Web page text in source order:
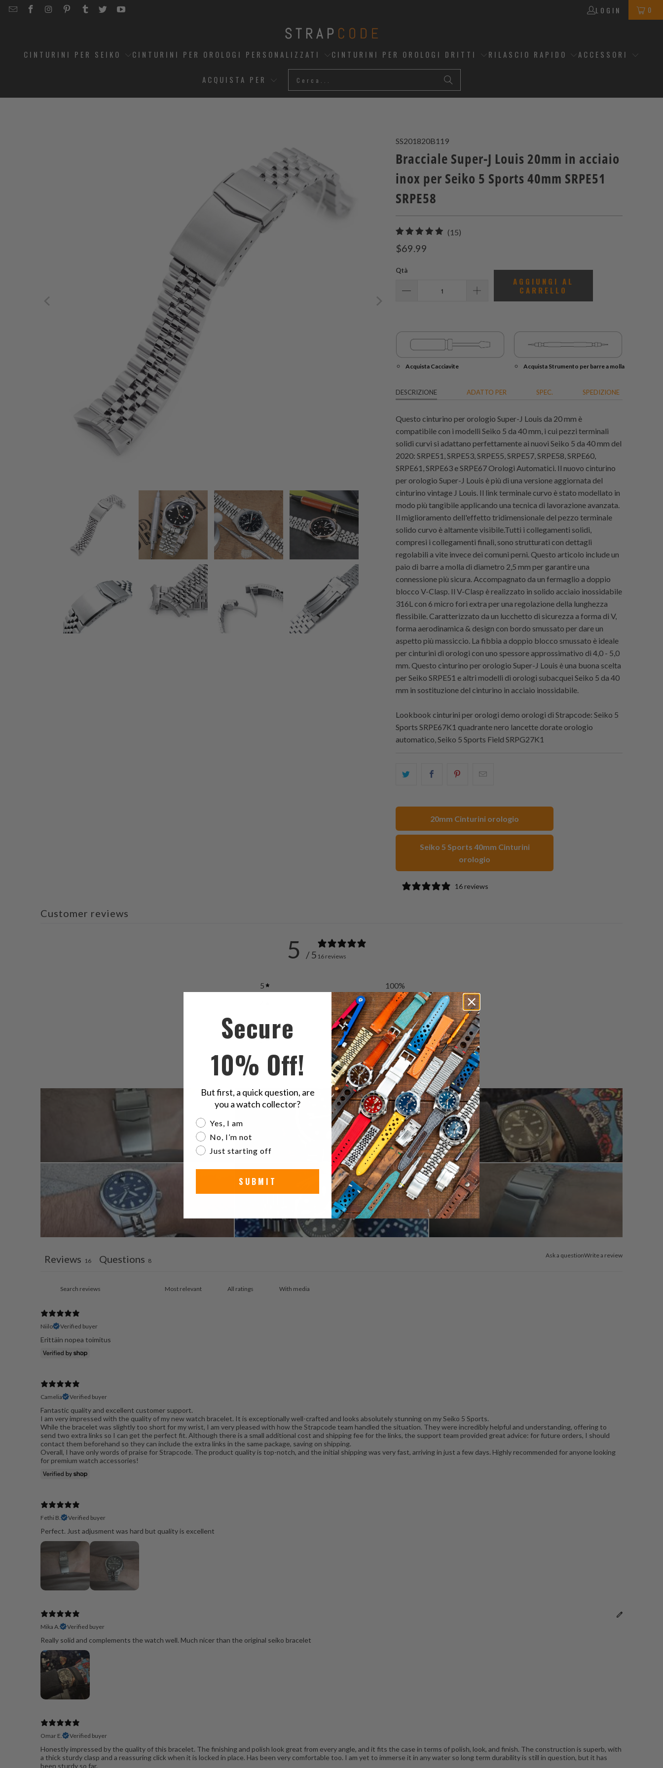
EMAILSTRAPCODE
STRAPCODE
STRAPCODE
STRAPCODE
STRAPCODE
STRAPCODE
LOGIN 0
CINTURINI PER SEIKO CINTURINI PER OROLOGI PERSONALIZZATI CINTURINI PER OROLOGI DRITTI RILASCIO RAPIDO ACCESSORI
ACQUISTA PER
SS201820B119
Bracciale Super-J Louis 20mm in acciaio
inox per Seiko 5 Sports 40mm SRPE51
SRPE58
(15)
$69.99
Qtà
AGGIUNGI AL
CARRELLO
Acquista Cacciavite Acquista Strumento per barre a molla
DESCRIZIONE ADATTO PER SPEC. SPEDIZIONE
Questo cinturino per orologio Super-J Louis da 20 mm è
compatibile con i modelli Seiko 5 da 40 mm, i cui pezzi terminali
solidi curvi si adattano perfettamente ai nuovi Seiko 5 da 40 mm del
2020: SRPE51, SRPE53, SRPE55, SRPE57, SRPE58, SRPE60,
SRPE61, SRPE63 e SRPE67 Orologi Automatici. Il nuovo cinturino
per orologio Super-J Louis è più di una versione aggiornata del
cinturino vintage J Louis. Il link terminale curvo è stato modellato in
modo più tangibile applicando una tecnica di lavorazione avanzata.
Il miglioramento dell'effetto tridimensionale del pezzo terminale
solido curvo è altamente visibile.Tutti i collegamenti solidi,
compresi i collegamenti finali, sono strutturati con dettagli
regolabili a vite invece dei comuni perni. Questo articolo include un
paio di barre a molla di diametro 2,5 mm per garantire una
connessione più sicura. Accompagnato da un fermaglio a doppio
blocco V-Clasp. Il V-Clasp è realizzato in solido acciaio inossidabile
316L con 6 micro fori extra per una regolazione della lunghezza
flessibile. Caratterizzato da un lucchetto di sicurezza a forma di V,
forma aerodinamica & design con bordo smussato per dare un
aspetto più massiccio. La fibbia a doppio blocco smussato è ideale
per cinturini di orologi con uno spessore approssimativo di 4,0 - 5,0
mm. Questo cinturino per orologio Super-J Louis è una buona scelta
per Seiko SRPE51 e altri modelli di orologi subacquei Seiko 5 da 40
mm in sostituzione del cinturino in acciaio inossidabile.
Lookbook cinturini per orologi demo orologi di Strapcode: Seiko 5
Sports SRPE67K1 quadrante nero lancette dorate orologio
automatico, Seiko 5 Sports Field SRPG27K1
Condividi Share
Condividi
friend
20mm Cinturini orologio
Seiko 5 Sports 40mm Cinturini
orologio
16 reviews
Customer reviews
5 / 5 16 reviews
5 100%
0%
3
0%
2
0%
0%
Ask a questionWrite a review
Reviews 16 Questions 8
With media
Niilo Verified buyer
Erittäin nopea toimitus
Camelia Verified buyer
Fantastic quality and excellent customer support.
​I am very impressed with the quality of my new watch bracelet. It is exceptionally well-crafted and looks absolutely stunning on my Seiko 5 Sports.
​While the bracelet was slightly too short for my wrist, I am very pleased with how the Strapcode team handled the situation. They were incredibly helpful and understanding, offering to
send two extra links so I can get the perfect fit. Although there is a small additional cost and shipping fee for the links, the support team provided great advice: for future orders, I should
contact them beforehand so they can include the extra links in the same package, saving on shipping.
​Overall, I have only words of praise for Strapcode. The product quality is top-notch, and the initial shipping was very fast, arriving in just a few days. Highly recommended for anyone looking
for premium watch accessories!
Fethi B. Verified buyer
Mika A. Verified buyer
Really solid and complements the watch well. Much nicer than the original seiko bracelet
Omar E. Verified buyer
Honestly impressed by the quality of this bracelet. The finishing and polish look great from every angle, and it fits the case in terms of polish, look, and finish. The construction is superb, with
a thick sturdy clasp and a reassuring click when it is locked in place. Has been very comfortable too. I am yet to immerse it in any water so long term durability is still in question, but it has
been sturdy so far.
Secure
10% Off!
But first, a quick question, are
you a watch collector?
Are you a watch collector?
Yes, I am
No, I’m not
Just starting off
SUBMIT